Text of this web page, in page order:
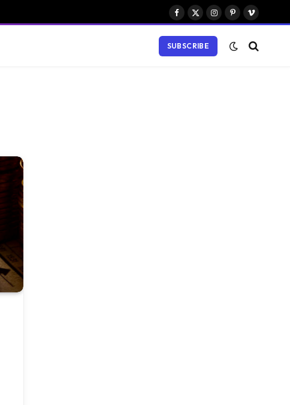
Facebook
X
Instagram
PinterestVimeo
SUBSCRIBE